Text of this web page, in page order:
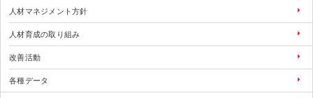
人材マネジメント方針
人材育成の取り組み
改善活動
各種データ